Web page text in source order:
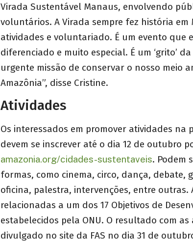
Virada Sustentável Manaus, envolvendo
voluntários. A Virada sempre fez história
atividades e voluntariado. É um evento que
diferenciado e muito especial. É um ‘grito’
urgente missão de conservar o nosso meio
Amazônia”, disse Cristine.
Atividades
Os interessados em promover atividades na
devem se inscrever até o dia 12 de outubro
amazonia.org/cidades-sustentaveis. Podem
formas, como cinema, circo, dança, debate,
oficina, palestra, intervenções, entre outras.
relacionadas a um dos 17 Objetivos de
estabelecidos pela ONU. O resultado com
divulgado no site da FAS no dia 31 de